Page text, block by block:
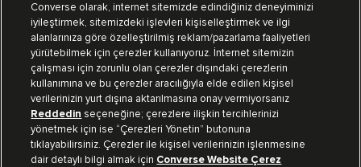
Mağazalarımız Sipariş Takibi
Müşteri İlişkileri
Koleksiyon
Kurumsal
Converse olarak, internet sitemizde edindiğiniz deneyiminizi
iyileştirmek, sitemizdeki işlevleri kişiselleştirmek ve ilgi
alanlarınıza göre özelleştirilmiş reklam/pazarlama faaliyetleri
yürütebilmek için çerezler kullanıyoruz. İnternet sitemizin
çalışması için zorunlu olan çerezler dışındaki çerezlerin
kullanımına ve bu çerezler aracılığıyla elde edilen kişisel
verilerinizin yurt dışına aktarılmasına onay vermiyorsanız
Reddedin seçeneğine; çerezlere ilişkin tercihlerinizi
yönetmek için ise “Çerezleri Yönetin” butonuna
tıklayabilirsiniz. Çerezler ile kişisel verilerinizin işlenmesine
dair detaylı bilgi almak için Converse Website Çerez